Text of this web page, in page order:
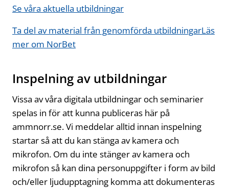
Se våra aktuella utbildningar
Ta del av material från genomförda utbildningarLäs
mer om NorBet
Inspelning av utbildningar
Vissa av våra digitala utbildningar och seminarier
spelas in för att kunna publiceras här på
ammnorr.se. Vi meddelar alltid innan inspelning
startar så att du kan stänga av kamera och
mikrofon. Om du inte stänger av kamera och
mikrofon så kan dina personuppgifter i form av bild
och/eller ljudupptagning komma att dokumenteras